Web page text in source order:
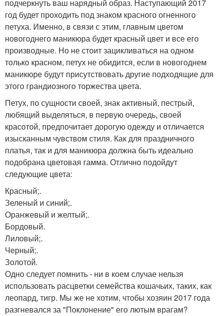
подчеркнуть ваш нарядный образ. Наступающий 2017
год будет проходить под знаком красного огненного
петуха. Именно, в связи с этим, главным цветом
новогоднего маникюра будет красный цвет и все его
производные. Но не стоит зацикливаться на одном
только красном, петух не обидится, если в новогоднем
маникюре будут присутствовать другие подходящие для
этого грандиозного торжества цвета.
Петух, по сущности своей, знак активный, пестрый,
любящий выделяться, в первую очередь, своей
красотой, предпочитает дорогую одежду и отличается
изысканным чувством стиля. Как для праздничного
платья, так и для маникюра должна быть идеально
подобрана цветовая гамма. Отлично подойдут
следующие цвета:
Красный;.
Зеленый и синий;.
Оранжевый и желтый;.
Бордовый.
Лиловый;.
Черный;.
Золотой.
Одно следует помнить - ни в коем случае нельзя
использовать расцветки семейства кошачьих, таких, как
леопард, тигр. Мы же не хотим, чтобы хозяин 2017 года
разгневался за "Поклонение" его лютым врагам?